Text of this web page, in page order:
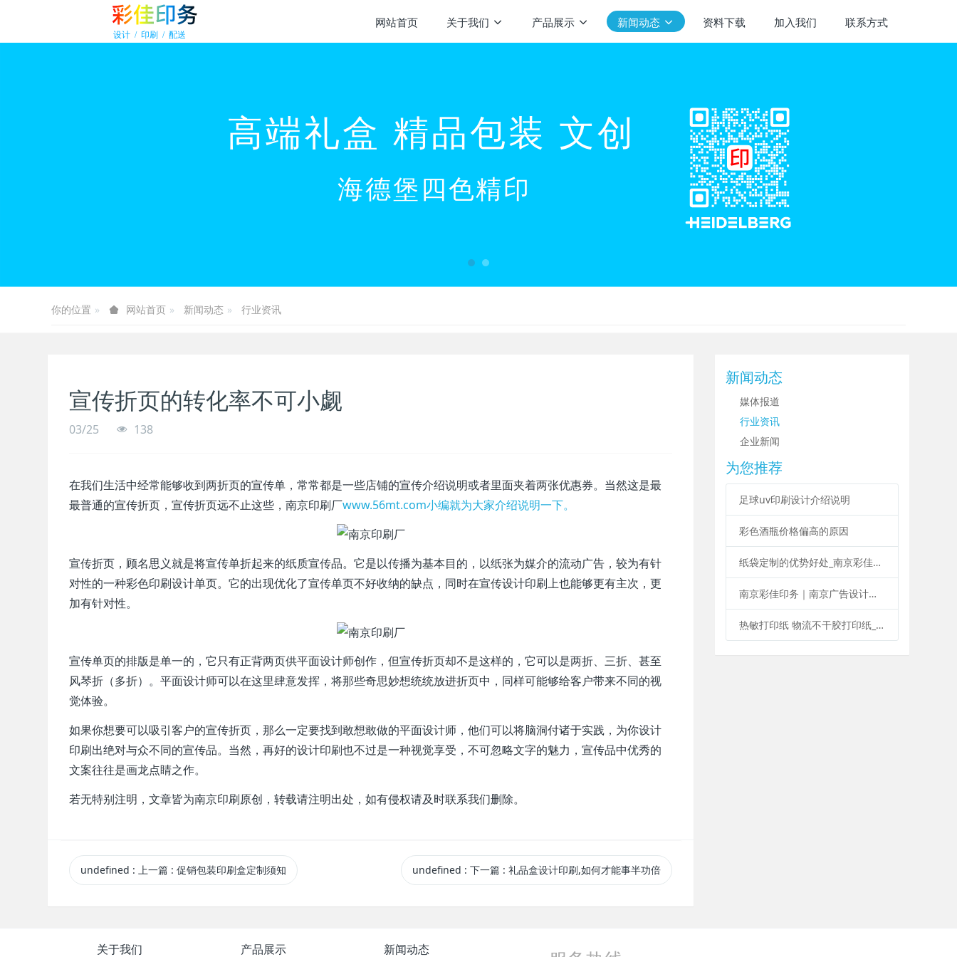
网站首页 关于我们 产品展示 新闻动态 资料下载 加入我们 联系方式
你的位置 网站首页 新闻动态 行业资讯
宣传折页的转化率不可小觑
03/25 138
在我们生活中经常能够收到两折页的宣传单，常常都是一些店铺的宣传介绍说明或者里面夹着两张优惠券。当然这是最
最普通的宣传折页，宣传折页远不止这些，南京印刷厂www.56mt.com小编就为大家介绍说明一下。
宣传折页，顾名思义就是将宣传单折起来的纸质宣传品。它是以传播为基本目的，以纸张为媒介的流动广告，较为有针
对性的一种彩色印刷设计单页。它的出现优化了宣传单页不好收纳的缺点，同时在宣传设计印刷上也能够更有主次，更
加有针对性。
宣传单页的排版是单一的，它只有正背两页供平面设计师创作，但宣传折页却不是这样的，它可以是两折、三折、甚至
风琴折（多折）。平面设计师可以在这里肆意发挥，将那些奇思妙想统统放进折页中，同样可能够给客户带来不同的视
觉体验。
如果你想要可以吸引客户的宣传折页，那么一定要找到敢想敢做的平面设计师，他们可以将脑洞付诸于实践，为你设计
印刷出绝对与众不同的宣传品。当然，再好的设计印刷也不过是一种视觉享受，不可忽略文字的魅力，宣传品中优秀的
文案往往是画龙点睛之作。
若无特别注明，文章皆为南京印刷原创，转载请注明出处，如有侵权请及时联系我们删除。
undefined : 上一篇 : 促销包装印刷盒定制须知 undefined :下一篇 : 礼品盒设计印刷,如何才能事半功倍
新闻动态
媒体报道
行业资讯
企业新闻
为您推荐
足球uv印刷设计介绍说明
彩色酒瓶价格偏高的原因
纸袋定制的优势好处_南京彩佳印务纸袋定制印刷
南京彩佳印务｜南京广告设计印刷制作一站式服务
热敏打印纸 物流不干胶打印纸_南京彩佳印务专业标签印刷
关于我们 产品展示 新闻动态